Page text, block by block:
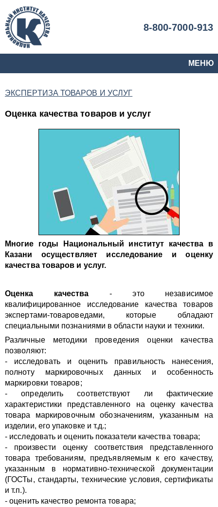
8-800-7000-913
МЕНЮ
ЭКСПЕРТИЗА ТОВАРОВ И УСЛУГ
Оценка качества товаров и услуг
Многие годы Национальный институт качества в
Казани осуществляет исследование и оценку
качества товаров и услуг.
Оценка качества - это независимое
квалифицированное исследование качества товаров
экспертами-товароведами, которые обладают
специальными познаниями в области науки и техники.
Различные методики проведения оценки качества
позволяют:
- исследовать и оценить правильность нанесения,
полноту маркировочных данных и особенность
маркировки товаров;
- определить соответствуют ли фактические
характеристики представленного на оценку качества
товара маркировочным обозначениям, указанным на
изделии, его упаковке и т.д.;
- исследовать и оценить показатели качества товара;
- произвести оценку соответствия представленного
товара требованиям, предъявляемым к его качеству,
указанным в нормативно-технической документации
(ГОСТы, стандарты, технические условия, сертификаты
и т.п.).
- оценить качество ремонта товара;